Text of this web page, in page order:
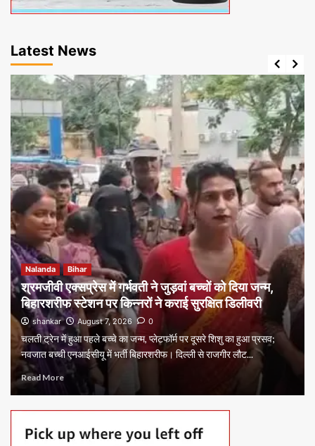
Latest News
Nalanda Bihar
श्रमजीवी एक्सप्रेस में गर्भवती ने जुड़वां बच्चों को दिया जन्म,
बिहारशरीफ स्टेशन पर किन्नरों ने कराई सुरक्षित डिलीवरी
shankar August 7, 2026 0
चलती ट्रेन में हुआ पहले बच्चे का जन्म, प्लेटफॉर्म पर दूसरे शिशु का हुआ प्रसव;
नवजात बच्ची एनआईसीयू में भर्ती बिहारशरीफ। दिल्ली से राजगीर लौट...
Read More